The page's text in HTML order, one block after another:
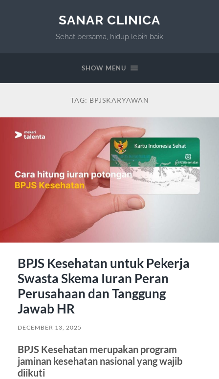
SANAR CLINICA
Sehat bersama, hidup lebih baik
SHOW MENU
TAG: BPJSKARYAWAN
BPJS Kesehatan untuk Pekerja
Swasta Skema Iuran Peran
Perusahaan dan Tanggung
Jawab HR
DECEMBER 13, 2025
BPJS Kesehatan merupakan program
jaminan kesehatan nasional yang wajib
diikuti